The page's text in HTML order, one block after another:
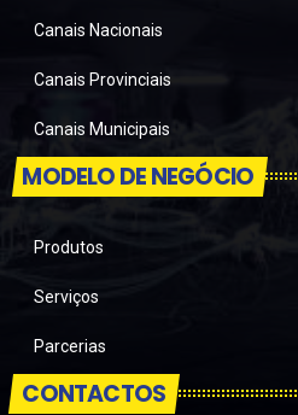
Canais Nacionais
Canais Provinciais
Canais Municipais
MODELO DE NEGÓCIO
Produtos
Serviços
Parcerias
CONTACTOS